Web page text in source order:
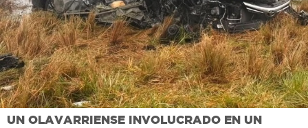
UN OLAVARRIENSE INVOLUCRADO EN UN